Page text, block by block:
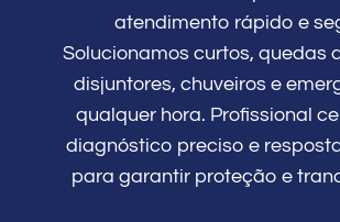
atendimento rápido e
Solucionamos curtos, quedas
disjuntores, chuveiros e
qualquer hora. Profissional
diagnóstico preciso e
para garantir proteção e